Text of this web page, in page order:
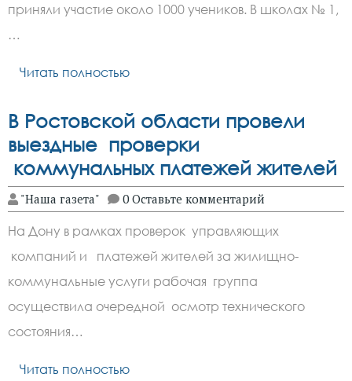
приняли участие около 1000 учеников. В школах № 1,
…
Читать полностью
В Ростовской области провели
выездные проверки
коммунальных платежей жителей
"Наша газета" 0 Оставьте комментарий
На Дону в рамках проверок управляющих
компаний и платежей жителей за жилищно-
коммунальные услуги рабочая группа
осуществила очередной осмотр технического
состояния…
Читать полностью